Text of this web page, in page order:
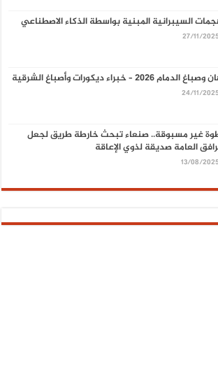
السيبرانية المبنية بواسطة الذكاء الاصطناعي
27/11/2025
الدمام 2026 – خبراء ديكورات وأصباغ الشرقية
24/11/2025
غير مسبوقة.. صنعاء تبحث خارطة طريق لجعل
العامة صديقة لذوي الإعاقة
13/08/2025